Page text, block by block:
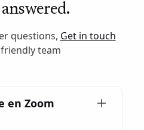
questions, Get in touch
team
en Zoom